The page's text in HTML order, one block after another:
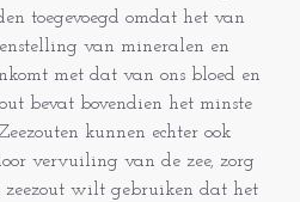
toegevoegd omdat het van
van mineralen en
met dat van ons bloed en
bevat bovendien het minste
kunnen echter ook
vervuiling van de zee, zorg
zeezout wilt gebruiken dat het